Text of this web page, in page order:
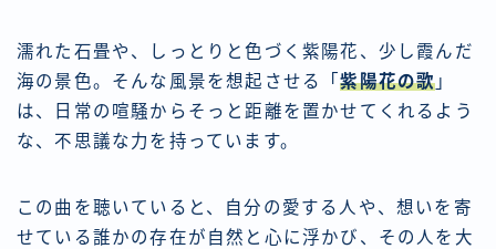
濡れた石畳や、しっとりと色づく紫陽花、少し霞んだ
海の景色。そんな風景を想起させる「紫陽花の歌 」
は、日常の喧騒からそっと距離を置かせてくれるよう
な、不思議な力を持っています。
この曲を聴いていると、自分の愛する人や、想いを寄
せている誰かの存在が自然と心に浮かび、その人を大